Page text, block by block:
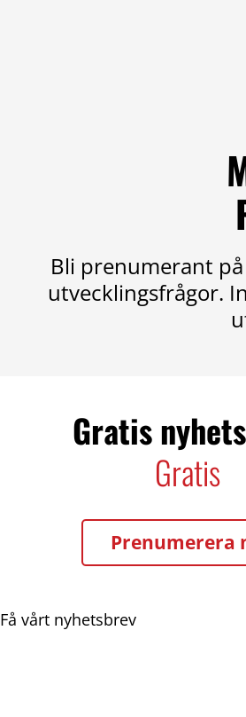
Bli prenumerant
utvecklingsfrågor.
Gratis
Gratis
Prenumerera
Få vårt nyhetsbrev